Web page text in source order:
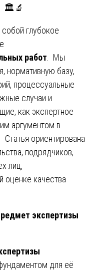
🏛️🔬
глубокое
работ . Мы
нормативную базу,
процессуальные
случаи и
как экспертное
аргументом в
ориентирована
подрядчиков,
лиц,
оценке качества
экспертизы
для её